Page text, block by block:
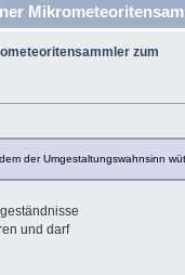
zum
der Umgestaltungswahnsinn
und darf